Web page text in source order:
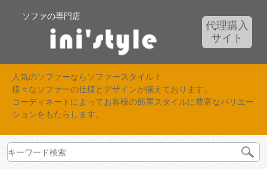
ソファの専門店
代理購入
サイト
人気のソファーならソファースタイル！
様々なソファーの仕様とデザインが揃えております。
コーディネートによってお客様の部屋スタイルに豊富なバリエー
ションをもたらします。